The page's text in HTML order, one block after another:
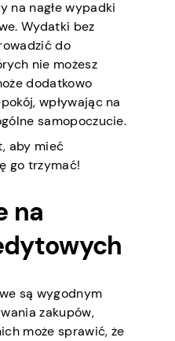
na nagłe wypadki
Wydatki bez
do
nie możesz
dodatkowo
wpływając na
samopoczucie.
aby mieć
go trzymać!
na
są wygodnym
zakupów,
może sprawić, że